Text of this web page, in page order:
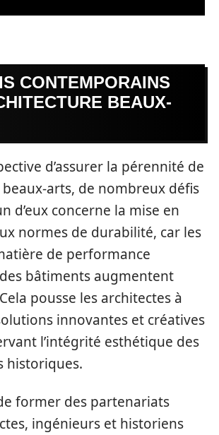
CONTEMPORAINS
BEAUX-
d’assurer la pérennité de
beaux-arts, de nombreux défis
d’eux concerne la mise en
normes de durabilité, car les
de performance
bâtiments augmentent
pousse les architectes à
innovantes et créatives
l’intégrité esthétique des
historiques.
former des partenariats
ingénieurs et historiens